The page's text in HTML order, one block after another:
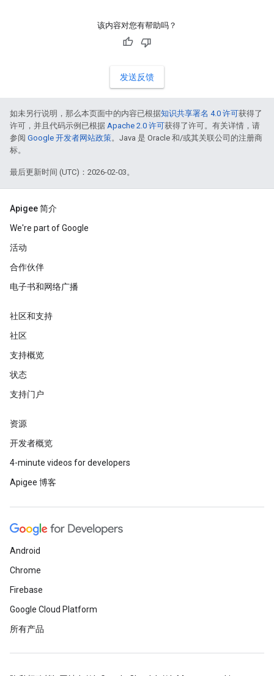
该内容对您有帮助吗？
发送反馈
如未另行说明，那么本页面中的内容已根据知识共享署名 4.0 许可获得了
许可，并且代码示例已根据 Apache 2.0 许可获得了许可。有关详情，请
参阅 Google 开发者网站政策。Java 是 Oracle 和/或其关联公司的注册商
标。
最后更新时间 (UTC)：2026-02-03。
Apigee 简介
We're part of Google
活动
合作伙伴
电子书和网络广播
社区和支持
社区
支持概览
状态
支持门户
资源
开发者概览
4-minute videos for developers
Apigee 博客
Android
Chrome
Firebase
Google Cloud Platform
所有产品